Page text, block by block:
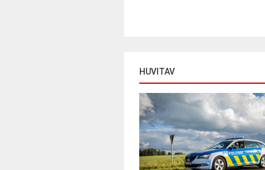
HUVITAV